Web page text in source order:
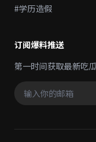
#学历造假
订阅爆料推送
第一时间获取最新吃